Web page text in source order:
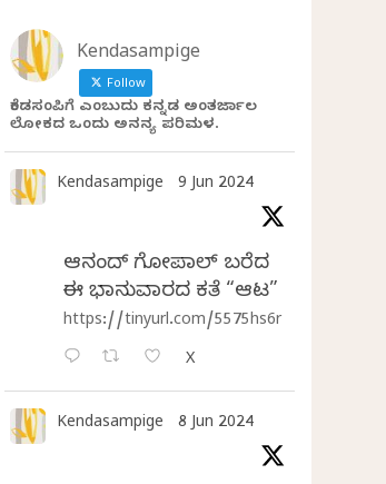
Kendasampige
Follow
ಕೆಂಡಸಂಪಿಗೆ ಎಂಬುದು ಕನ್ನಡ ಅಂತರ್ಜಾಲ
ಲೋಕದ ಒಂದು ಅನನ್ಯ ಪರಿಮಳ.
Kendasampige 9 Jun 2024
ಆನಂದ್‌ ಗೋಪಾಲ್‌ ಬರೆದ
ಈ ಭಾನುವಾರದ ಕತೆ “ಆಟ”
https://tinyurl.com/5575hs6r
X
Kendasampige 8 Jun 2024